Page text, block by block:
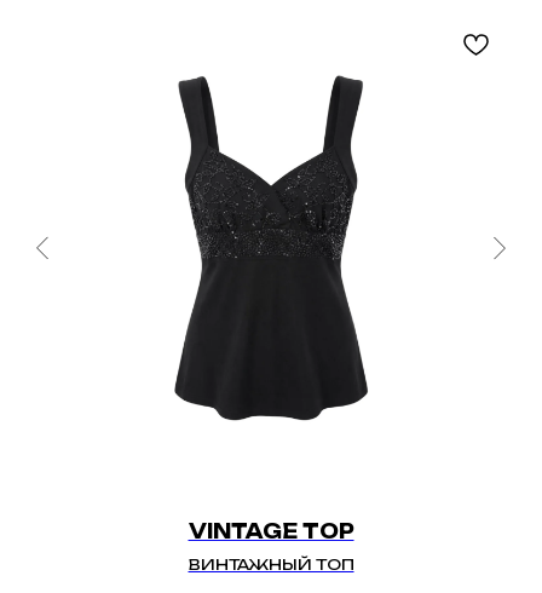
VINTAGE TOP
ВИНТАЖНЫЙ ТОП